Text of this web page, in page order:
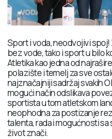
Sport i voda, neodvojivi
bez vode, tako i sport u bilo
Atletika kao jedna od
polazište i temelj za sve
najznačajniji sadržaj svakih
mogući način odslikava
sportista u tom atletskom
neophodna za postizanje
talenta, rada i mogućnosti
život znači.